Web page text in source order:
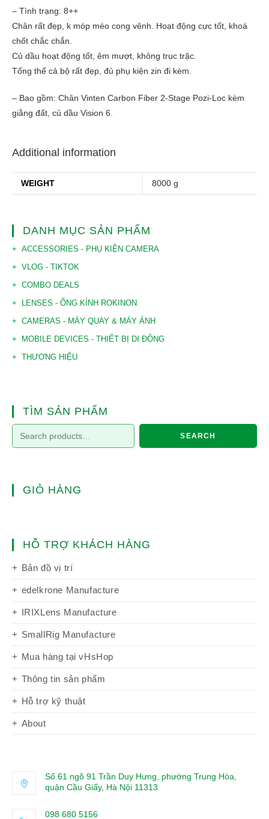
– Tình trạng: 8++
Chân rất đẹp, k móp méo cong vênh. Hoạt động cực tốt, khoá
chốt chắc chắn.
Củ dầu hoạt động tốt, êm mượt, không trục trặc.
Tổng thể cả bộ rất đẹp, đủ phụ kiện zin đi kèm.
– Bao gồm: Chân Vinten Carbon Fiber 2-Stage Pozi-Loc kèm
giằng đất, củ dầu Vision 6.
Additional information
WEIGHT 8000 g
DANH MỤC SẢN PHẨM
ACCESSORIES - PHỤ KIỆN CAMERA
VLOG - TIKTOK
COMBO DEALS
LENSES - ỐNG KÍNH ROKINON
CAMERAS - MÁY QUAY & MÁY ẢNH
MOBILE DEVICES - THIẾT BỊ DI ĐỘNG
THƯƠNG HIỆU
TÌM SẢN PHẨM
SEARCH
GIỎ HÀNG
HỖ TRỢ KHÁCH HÀNG
Bản đồ vị trí
edelkrone Manufacture
IRIXLens Manufacture
SmallRig Manufacture
Mua hàng tại vHsHop
Thông tin sản phẩm
Hỗ trợ kỹ thuật
About
Số 61 ngõ 91 Trần Duy Hưng, phường Trung Hòa,
quận Cầu Giấy, Hà Nội 11313
098 680 5156